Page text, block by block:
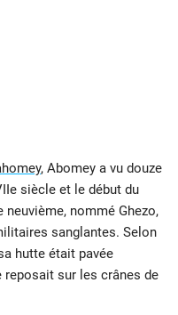
, Abomey a vu douze
siècle et le début du
neuvième, nommé Ghezo,
sanglantes. Selon
hutte était pavée
reposait sur les crânes de